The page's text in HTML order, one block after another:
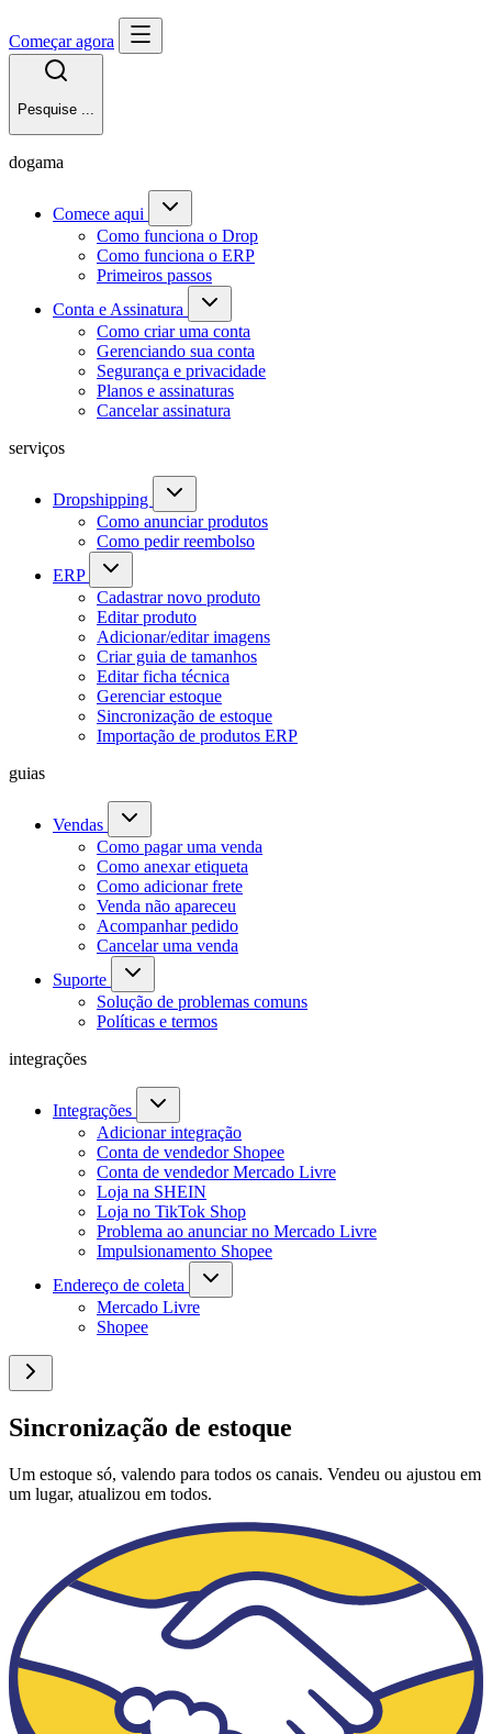
Começar agora
Pesquise ...
dogama
Comece aqui
Como funciona o Drop
Como funciona o ERP
Primeiros passos
Conta e Assinatura
Como criar uma conta
Gerenciando sua conta
Segurança e privacidade
Planos e assinaturas
Cancelar assinatura
serviços
Dropshipping
Como anunciar produtos
Como pedir reembolso
ERP
Cadastrar novo produto
Editar produto
Adicionar/editar imagens
Criar guia de tamanhos
Editar ficha técnica
Gerenciar estoque
Sincronização de estoque
Importação de produtos ERP
guias
Vendas
Como pagar uma venda
Como anexar etiqueta
Como adicionar frete
Venda não apareceu
Acompanhar pedido
Cancelar uma venda
Suporte
Solução de problemas comuns
Políticas e termos
integrações
Integrações
Adicionar integração
Conta de vendedor Shopee
Conta de vendedor Mercado Livre
Loja na SHEIN
Loja no TikTok Shop
Problema ao anunciar no Mercado Livre
Impulsionamento Shopee
Endereço de coleta
Mercado Livre
Shopee
Sincronização de estoque
Um estoque só, valendo para todos os canais. Vendeu ou ajustou em
um lugar, atualizou em todos.